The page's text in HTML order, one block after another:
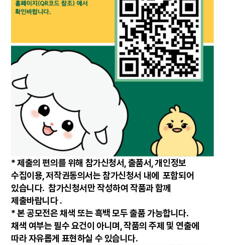
* 제출의 편의를 위해 참가신청서, 출품서, 개인정보
수집이용, 저작권동의서는 참가신청서 내에 포함되어
있습니다. 참가신청서만 작성하여 작품과 함께
제출바랍니다 .
*본 공모전은 채색 또는 흑백 모두 출품 가능합니다.
채색 여부는 필수 요건이 아니며, 작품의 주제 및 연출에
따라 자유롭게 표현하실 수 있습니다.